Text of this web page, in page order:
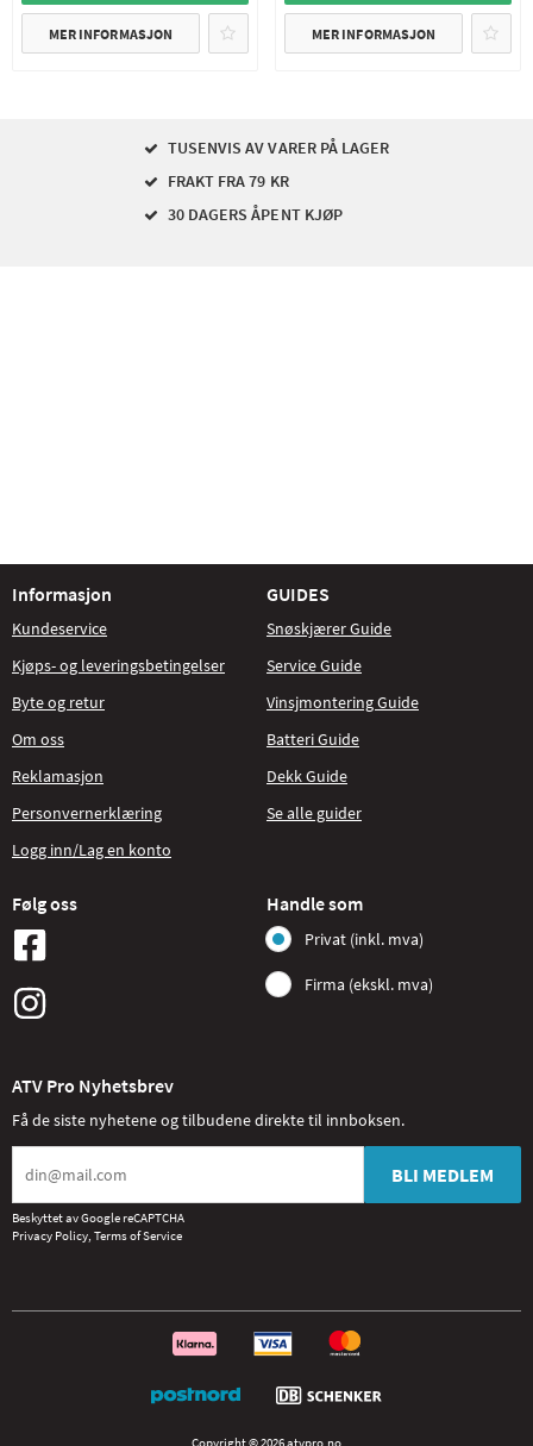
MER INFORMASJON MER INFORMASJON
TUSENVIS AV VARER PÅ LAGER
FRAKT FRA 79 KR
30 DAGERS ÅPENT KJØP
Informasjon
Kundeservice
Kjøps- og leveringsbetingelser
Byte og retur
Om oss
Reklamasjon
Personvernerklæring
Logg inn/Lag en konto
GUIDES
Snøskjærer Guide
Service Guide
Vinsjmontering Guide
Batteri Guide
Dekk Guide
Se alle guider
Følg oss Handle som
Privat (inkl. mva)
Firma (ekskl. mva)
ATV Pro Nyhetsbrev
Få de siste nyhetene og tilbudene direkte til innboksen.
BLI MEDLEM
Beskyttet av Google reCAPTCHA
Privacy Policy, Terms of Service